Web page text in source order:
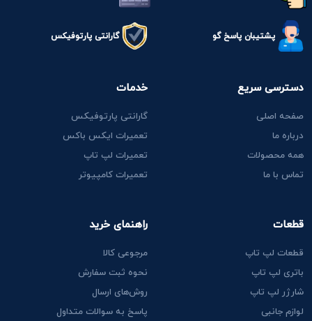
پشتیبان پاسخ گو گارانتی پارتوفیکس
دسترسی سریع
صفحه اصلی
درباره ما
همه محصولات
تماس با ما
قطعات
قطعات لپ تاپ
باتری لپ تاپ
شارژر لپ تاپ
لوازم جانبی
خدمات
گارانتی پارتوفیکس
تعمیرات ایکس باکس
تعمیرات لپ تاپ
تعمیرات کامپیوتر
راهنمای خرید
مرجوعی کالا
نحوه ثبت سفارش
روش‌های ارسال
پاسخ به سوالات متداول